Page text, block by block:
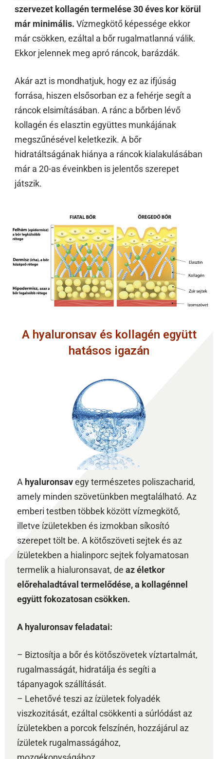
szervezet kollagén termelése 30 éves kor körül
már minimális. Vízmegkötő képessége ekkor
már csökken, ezáltal a bőr rugalmatlanná válik.
Ekkor jelennek meg apró ráncok, barázdák.
Akár azt is mondhatjuk, hogy ez az ifjúság
forrása, hiszen elsősorban ez a fehérje segít a
ráncok elsimításában. A ránc a bőrben lévő
kollagén és elasztin együttes munkájának
megszűnésével keletkezik. A bőr
hidratáltságának hiánya a ráncok kialakulásában
már a 20-as éveinkben is jelentős szerepet
játszik.
A hyaluronsav és kollagén együtt
hatásos igazán
A hyaluronsavegy természetes poliszacharid,
amely minden szövetünkben megtalálható. Az
emberi testben többek között vízmegkötő,
illetve ízületekben és izmokban síkosító
szerepet tölt be. A kötőszöveti sejtek és az
ízületekben a hialinporc sejtek folyamatosan
termelik a hialuronsavat, de az életkor
előrehaladtával termelődése, a kollagénnel
együtt fokozatosan csökken.
A hyaluronsav feladatai:
– Biztosítja a bőr és kötőszövetek víztartalmát,
rugalmasságát, hidratálja és segíti a
tápanyagok szállítását.
– Lehetővé teszi az ízületek folyadék
viszkozitását, ezáltal csökkenti a súrlódást az
ízületekben a porcok felszínén, hozzájárul az
ízületek rugalmasságához,